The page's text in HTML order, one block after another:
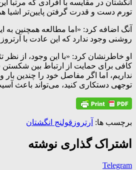
انگشتان در مقایسه با افرادی که مرتباً
تورم دست و قدرت گرفتن پایین‌تر اشیا
آنگ اضافه کرد: «اما مطالعه همچنین به
روشنی وجود ندارد که این عادت با
او خاطرنشان کرد: «با این وجود، از نظر
کافی برای حمایت از ارتباط بین شکستن
نداریم، اما اگر مفاصل خود را چندین
توجهی دستکاری کنید، می‌تواند باعث
برچسب ها: آرتروز قولنج انگشتان
اشتراک گذاری نوشته
Telegram